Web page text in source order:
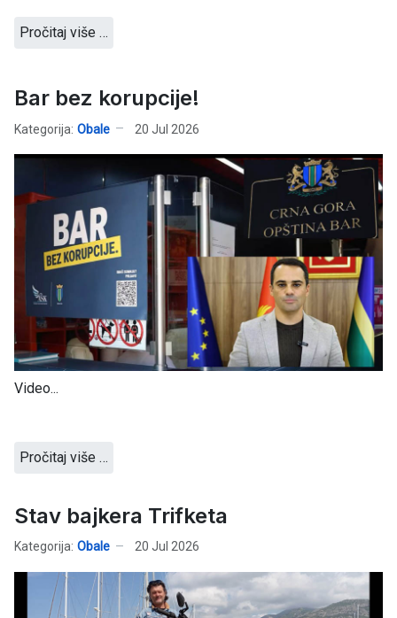
Pročitaj više …
Bar bez korupcije!
Kategorija: Obale 20 Jul 2026
Video...
Pročitaj više …
Stav bajkera Trifketa
Kategorija: Obale 20 Jul 2026